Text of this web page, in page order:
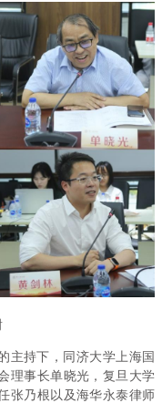
主持下，同济大学上海国
理事长单晓光，复旦大学
张乃根以及海华永泰律师